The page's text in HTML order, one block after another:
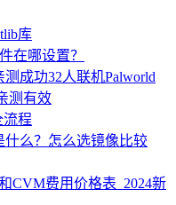
库
在哪设置？
成功32人联机Palworld
测有效
流程
什么？怎么选镜像比较
CVM费用价格表_2024新